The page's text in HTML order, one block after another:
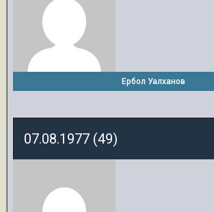
Ербол Уалханов
07.08.1977 (49)